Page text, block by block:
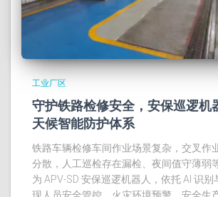
工业厂区
守护铁路检修安全，安保巡逻机
天候智能防护体系
铁路车辆检修车间作业场景复杂，交叉作
分散，人工巡检存在漏检、夜间值守薄弱
为 APV‑SD 安保巡逻机器人，依托 AI 识